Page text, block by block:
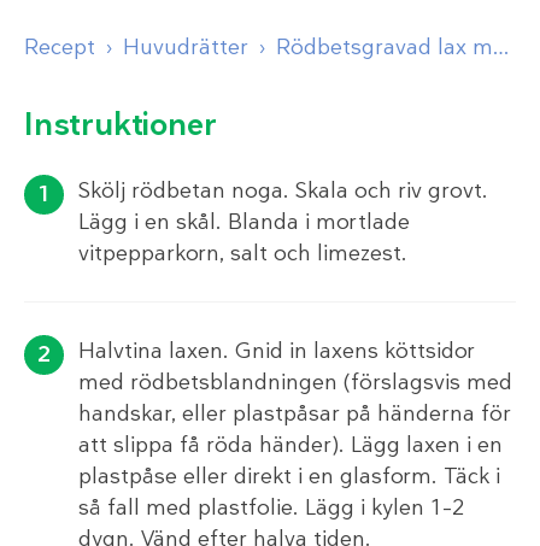
Recept Huvudrätter Rödbetsgravad lax med dillolja
Instruktioner
Skölj rödbetan noga. Skala och riv grovt.
Lägg i en skål. Blanda i mortlade
vitpepparkorn, salt och limezest.
Halvtina laxen. Gnid in laxens köttsidor
med rödbetsblandningen (förslagsvis med
handskar, eller plastpåsar på händerna för
att slippa få röda händer). Lägg laxen i en
plastpåse eller direkt i en glasform. Täck i
så fall med plastfolie. Lägg i kylen 1–2
dygn. Vänd efter halva tiden.